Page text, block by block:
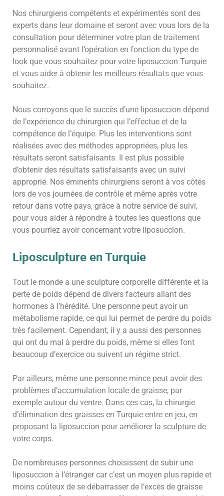
Nos chirurgiens compétents et expérimentés sont des
experts dans leur domaine et seront avec vous lors de la
consultation pour déterminer votre plan de traitement
personnalisé avant l’opération en fonction du type de
look que vous souhaitez pour votre liposuccion Turquie
et vous aider à obtenir les meilleurs résultats que vous
souhaitez.
Nous corroyons que le succès d’une liposuccion dépend
de l’expérience du chirurgien qui l’effectue et de la
compétence de l’équipe. Plus les interventions sont
réalisées avec des méthodes appropriées, plus les
résultats seront satisfaisants. Il est plus possible
d’obtenir des résultats satisfaisants avec un suivi
approprié. Nos éminents chirurgiens seront à vos côtés
lors de vos journées de contrôle et même après votre
retour dans votre pays, grâce à notre service de suivi,
pour vous aider à répondre à toutes les questions que
vous pourriez avoir concernant votre liposuccion.
Liposculpture en Turquie
Tout le monde a une sculpture corporelle différente et la
perte de poids dépend de divers facteurs allant des
hormones à l’hérédité. Une personne peut avoir un
métabolisme rapide, ce qui lui permet de perdre du poids
très facilement. Cependant, il y a aussi des personnes
qui ont du mal à perdre du poids, même si elles font
beaucoup d’exercice ou suivent un régime strict.
Par ailleurs, même une personne mince peut avoir des
problèmes d’accumulation locale de graisse, par
exemple autour du ventre. Dans ces cas, la chirurgie
d’élimination des graisses en Turquie entre en jeu, en
proposant la liposuccion pour améliorer la sculpture de
votre corps.
De nombreuses personnes choisissent de subir une
liposuccion à l’étranger car c’est un moyen plus rapide et
moins coûteux de se débarrasser de l’excès de graisse